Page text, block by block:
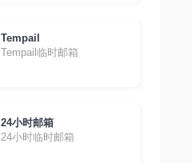
Tempail
Tempail临时邮箱
24小时邮箱
24小时临时邮箱